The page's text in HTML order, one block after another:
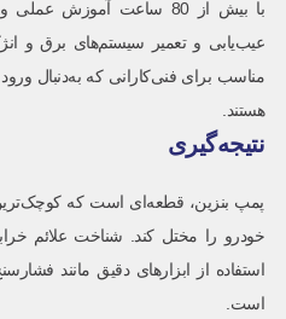
با بیش از 80 ساعت
عیب‌یابی و تعمیر سیستم‌های برق و
مناسب برای فنی‌کارانی که به‌دنبال
هستند.
نتیجه‌گیری
پمپ بنزین، قطعه‌ای است که
خودرو را مختل کند. شناخت علائم
استفاده از ابزارهای دقیق مانند
است.